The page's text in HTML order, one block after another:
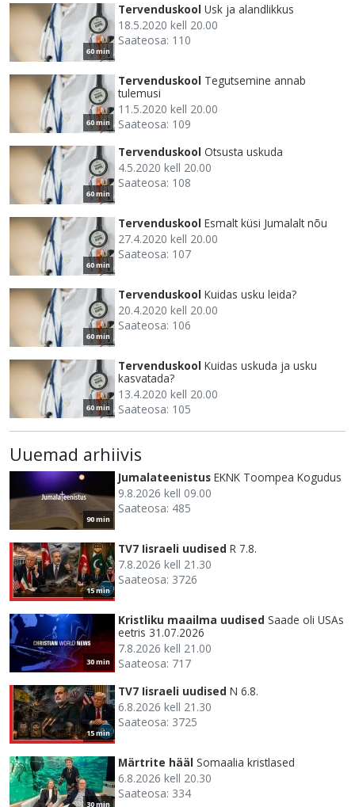
60 min
Tervenduskool Usk ja alandlikkus
18.5.2020 kell 20.00
Saateosa: 110
60 min
Tervenduskool Tegutsemine annab
tulemusi
11.5.2020 kell 20.00
Saateosa: 109
60 min
Tervenduskool Otsusta uskuda
4.5.2020 kell 20.00
Saateosa: 108
60 min
Tervenduskool Esmalt küsi Jumalalt nõu
27.4.2020 kell 20.00
Saateosa: 107
60 min
Tervenduskool Kuidas usku leida?
20.4.2020 kell 20.00
Saateosa: 106
60 min
Tervenduskool Kuidas uskuda ja usku
kasvatada?
13.4.2020 kell 20.00
Saateosa: 105
Uuemad arhiivis
90 min
Jumalateenistus EKNK Toompea Kogudus
9.8.2026 kell 09.00
Saateosa: 485
15 min
TV7 Iisraeli uudised R 7.8.
7.8.2026 kell 21.30
Saateosa: 3726
30 min
Kristliku maailma uudised Saade oli USAs
eetris 31.07.2026
7.8.2026 kell 21.00
Saateosa: 717
15 min
TV7 Iisraeli uudised N 6.8.
6.8.2026 kell 21.30
Saateosa: 3725
30 min
Märtrite hääl Somaalia kristlased
6.8.2026 kell 20.30
Saateosa: 334